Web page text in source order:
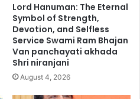
Lord Hanuman: The Eternal
Symbol of Strength,
Devotion, and Selfless
Service Swami Ram Bhajan
Van panchayati akhada
Shri niranjani
August 4, 2026